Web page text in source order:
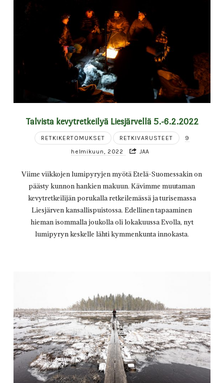
Talvista kevytretkeilyä Liesjärvellä 5.-6.2.2022
RETKIKERTOMUKSET RETKIVARUSTEET
9
helmikuun, 2022
JAA
Viime viikkojen lumipyryjen myötä Etelä-Suomessakin on
päästy kunnon hankien makuun. Kävimme muutaman
kevytretkeilijän porukalla retkeilemässä ja turisemassa
Liesjärven kansallispuistossa. Edellinen tapaaminen
hieman isommalla joukolla oli lokakuussa Evolla, nyt
lumipyryn keskelle lähti kymmenkunta innokasta.